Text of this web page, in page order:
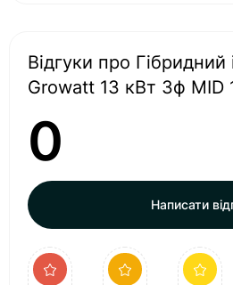
Відгуки про Гібридний
Growatt 13 кВт 3ф MID
0
Написати